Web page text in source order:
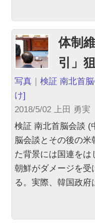
体制
引」
写真 ｜検証 南北首
け]
2018/5/02 上田 勇実
検証 南北首脳会談
脳会談とその後の米
た背景には国連を
朝鮮がダメージを受
る。実際、韓国政